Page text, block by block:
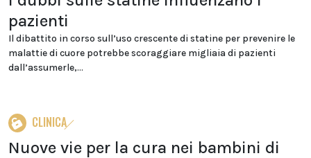
pazienti
Il dibattito in corso sull’uso crescente di statine per prevenire le
malattie di cuore potrebbe scoraggiare migliaia di pazienti
dall’assumerle,...
CLINICA
Nuove vie per la cura nei bambini di